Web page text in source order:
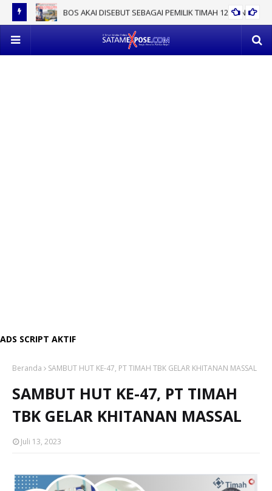
BOS AKAI DISEBUT SEBAGAI PEMILIK TIMAH 12 TON
ADS SCRIPT AKTIF
Beranda SAMBUT HUT KE-47, PT TIMAH TBK GELAR KHITANAN MASSAL
SAMBUT HUT KE-47, PT TIMAH
TBK GELAR KHITANAN MASSAL
Juli 13, 2023